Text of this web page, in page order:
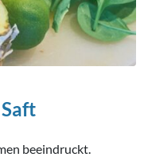
beeindruckt.